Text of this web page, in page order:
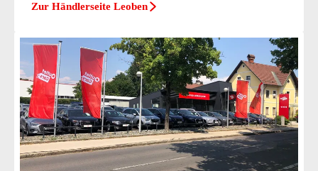
Zur Händlerseite Leoben